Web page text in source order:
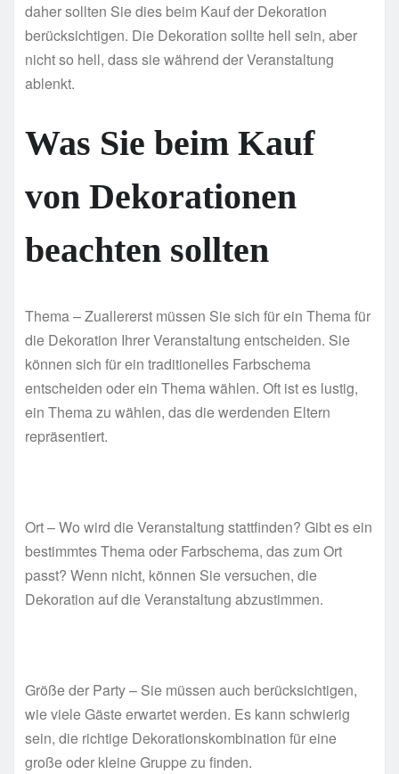
daher sollten Sie dies beim Kauf der Dekoration
berücksichtigen. Die Dekoration sollte hell sein, aber
nicht so hell, dass sie während der Veranstaltung
ablenkt.
Was Sie beim Kauf
von Dekorationen
beachten sollten
Thema – Zuallererst müssen Sie sich für ein Thema für
die Dekoration Ihrer Veranstaltung entscheiden. Sie
können sich für ein traditionelles Farbschema
entscheiden oder ein Thema wählen. Oft ist es lustig,
ein Thema zu wählen, das die werdenden Eltern
repräsentiert.
Ort – Wo wird die Veranstaltung stattfinden? Gibt es ein
bestimmtes Thema oder Farbschema, das zum Ort
passt? Wenn nicht, können Sie versuchen, die
Dekoration auf die Veranstaltung abzustimmen.
Größe der Party – Sie müssen auch berücksichtigen,
wie viele Gäste erwartet werden. Es kann schwierig
sein, die richtige Dekorationskombination für eine
große oder kleine Gruppe zu finden.